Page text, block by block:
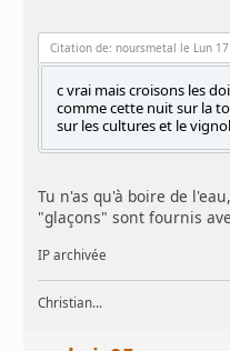
Citation de: noursmetal le Lun
c vrai mais croisons les
comme cette nuit sur la
sur les cultures et le
Tu n'as qu'à boire de
"glaçons" sont fournis
IP archivée
Christian...